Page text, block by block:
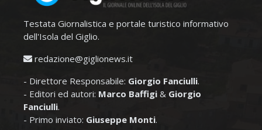
Testata Giornalistica e portale turistico informativo
dell'Isola del Giglio.
redazione@giglionews.it
- Direttore Responsabile: Giorgio Fanciulli.
- Editori ed autori: Marco Baffigi & Giorgio
Fanciulli.
- Primo inviato: Giuseppe Monti.